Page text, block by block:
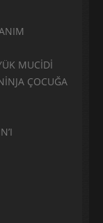
MUCİDİ
ÇOCUĞA